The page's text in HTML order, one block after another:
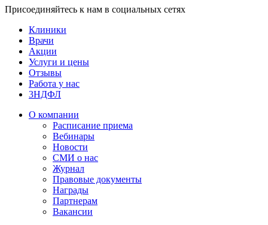
Присоединяйтесь к нам в социальных сетях
Клиники
Врачи
Акции
Услуги и цены
Отзывы
Работа у нас
3НДФЛ
О компании
Расписание приема
Вебинары
Новости
СМИ о нас
Журнал
Правовые документы
Награды
Партнерам
Вакансии